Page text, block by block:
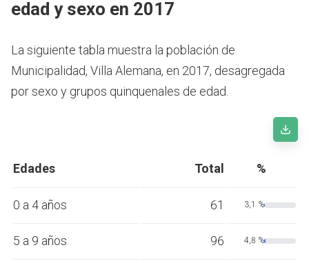
edad y sexo en 2017
La siguiente tabla muestra la población de
Municipalidad, Villa Alemana, en 2017, desagregada
por sexo y grupos quinquenales de edad.
Edades Total %
0 a 4 años 61 3,1 %
5 a 9 años 96 4,8 %